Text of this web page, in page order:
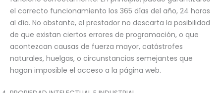
el correcto funcionamiento los 365 días del año, 24 horas
al día. No obstante, el prestador no descarta la posibilidad
de que existan ciertos errores de programación, o que
acontezcan causas de fuerza mayor, catástrofes
naturales, huelgas, o circunstancias semejantes que
hagan imposible el acceso a la página web.